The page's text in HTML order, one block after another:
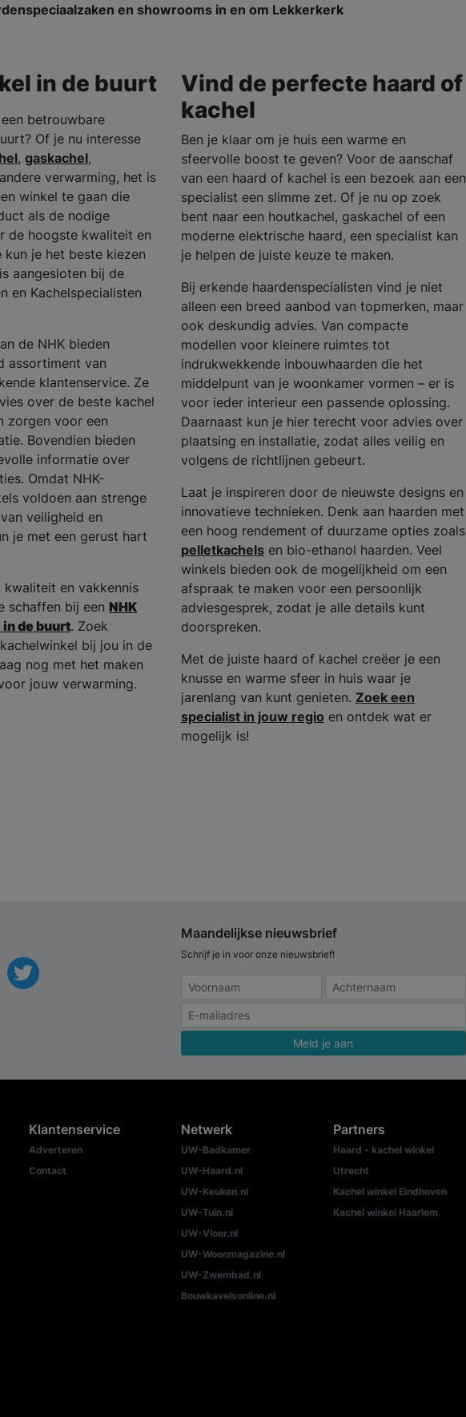
en showrooms in en om Lekkerkerk
in de buurt
betrouwbare
Of je nu interesse
, gaskachel,
verwarming, het is
winkel te gaan die
als de nodige
de hoogste kwaliteit en
je het beste kiezen
aangesloten bij de
en Kachelspecialisten
de NHK bieden
assortiment van
klantenservice. Ze
over de beste kachel
zorgen voor een
Bovendien bieden
informatie over
Omdat NHK-
voldoen aan strenge
veiligheid en
je met een gerust hart
kwaliteit en vakkennis
schaffen bij een NHK
de buurt. Zoek
bij jou in de
nog met het maken
jouw verwarming.
Vind de perfecte haard of
kachel
Ben je klaar om je huis een warme en
sfeervolle boost te geven? Voor de aanschaf
van een haard of kachel is een bezoek aan een
specialist een slimme zet. Of je nu op zoek
bent naar een houtkachel, gaskachel of een
moderne elektrische haard, een specialist kan
je helpen de juiste keuze te maken.
Bij erkende haardenspecialisten vind je niet
alleen een breed aanbod van topmerken, maar
ook deskundig advies. Van compacte
modellen voor kleinere ruimtes tot
indrukwekkende inbouwhaarden die het
middelpunt van je woonkamer vormen – er is
voor ieder interieur een passende oplossing.
Daarnaast kun je hier terecht voor advies over
plaatsing en installatie, zodat alles veilig en
volgens de richtlijnen gebeurt.
Laat je inspireren door de nieuwste designs en
innovatieve technieken. Denk aan haarden met
een hoog rendement of duurzame opties zoals
pelletkachelsen bio-ethanol haarden. Veel
winkels bieden ook de mogelijkheid om een
afspraak te maken voor een persoonlijk
adviesgesprek, zodat je alle details kunt
doorspreken.
Met de juiste haard of kachel creëer je een
knusse en warme sfeer in huis waar je
jarenlang van kunt genieten. Zoek een
specialist in jouw regio en ontdek wat er
mogelijk is!
Maandelijkse nieuwsbrief
Schrijf je in voor onze nieuwsbrief!
Meld je aan
Klantenservice
Adverteren
Contact
Netwerk
UW-Badkamer
UW-Haard.nl
UW-Keuken.nl
UW-Tuin.nl
UW-Vloer.nl
UW-Woonmagazine.nl
UW-Zwembad.nl
Bouwkavelsonline.nl
Partners
Haard - kachel winkel
Utrecht
Kachel winkel Eindhoven
Kachel winkel Haarlem